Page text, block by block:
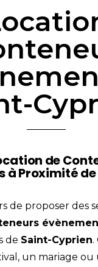
de
à Proximité
de proposer des
de Saint-Cyprien.
un mariage ou